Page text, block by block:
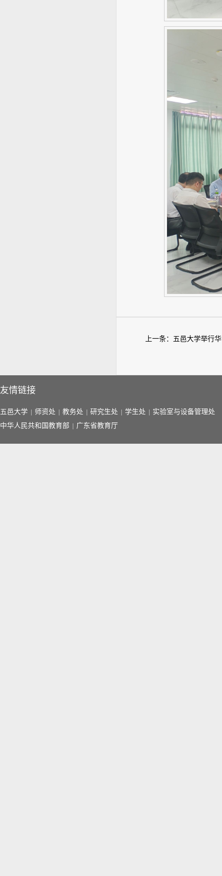
上一条： 五邑大学举行
友情链接
五邑大学 师资处 教务处 研究生处 学生处
实验室与设备管理处
中华人民共和国教育部
广东省教育厅